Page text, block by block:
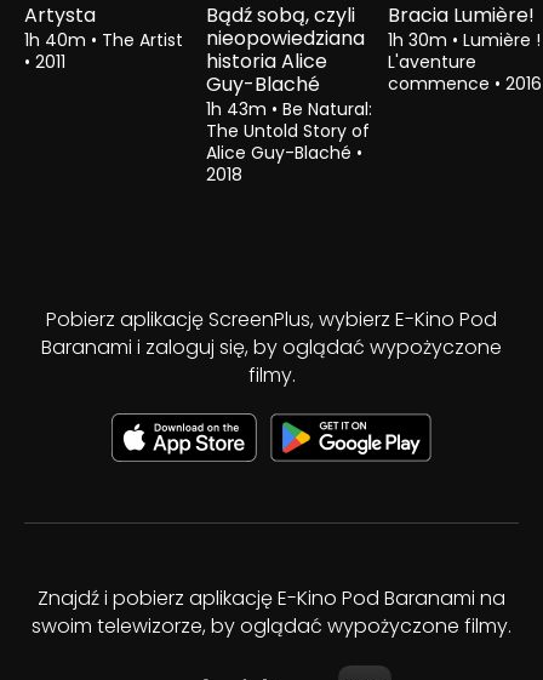
Artysta
1h 40m • The Artist
• 2011
Bądź sobą, czyli
nieopowiedziana
historia Alice
Guy-Blaché
1h 43m • Be Natural:
The Untold Story of
Alice Guy-Blaché •
2018
Bracia Lumière!
1h 30m • Lumière !
L'aventure
commence • 2016
Pobierz aplikację ScreenPlus, wybierz E-Kino Pod
Baranami i zaloguj się, by oglądać wypożyczone
filmy.
Znajdź i pobierz aplikację E-Kino Pod Baranami na
swoim telewizorze, by oglądać wypożyczone filmy.